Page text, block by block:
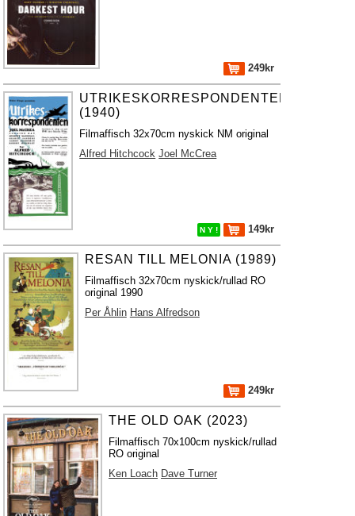
249kr
UTRIKESKORRESPONDENTEN
(1940)
Filmaffisch 32x70cm nyskick NM original
Alfred Hitchcock Joel McCrea
N Y ! 149kr
RESAN TILL MELONIA (1989)
Filmaffisch 32x70cm nyskick/rullad RO
original 1990
Per Åhlin Hans Alfredson
249kr
THE OLD OAK (2023)
Filmaffisch 70x100cm nyskick/rullad
RO original
Ken Loach Dave Turner